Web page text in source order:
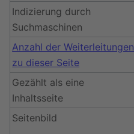
Indizierung durch
Suchmaschinen
Anzahl der Weiterleitungen
zu dieser Seite
Gezählt als eine
Inhaltsseite
Seitenbild